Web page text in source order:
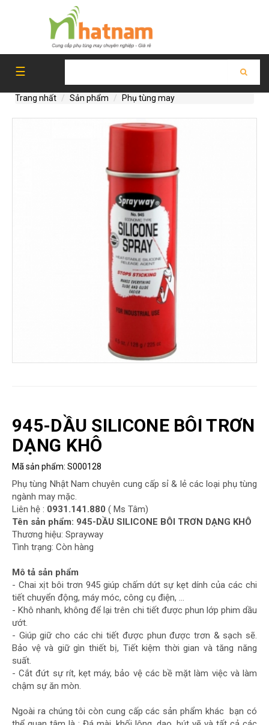
CẮT
kiên
PHỤ
TÙNG
MAY
GIÁY
ĐÁNH
SỐ
BĂNG
ÉP
KEO
MÁY
MAY
CÔNG
NGHIỆP
MÁY
CẮT
☰
Trang nhất Sản phẩm Phụ tùng may
945-DẦU SILICONE BÔI TRƠN
DẠNG KHÔ
Mã sản phẩm: S000128
Phụ tùng Nhật Nam chuyên cung cấp sỉ & lẻ các loại phụ tùng
ngành may mặc.
Liên hệ : 0931.141.880 ( Ms Tâm)
Tên sản phẩm: 945-DẦU SILICONE BÔI TRƠN DẠNG KHÔ
Thương hiệu: Sprayway
Tình trạng: Còn hàng
Mô tả sản phẩm
- Chai xịt bôi trơn 945 giúp chấm dứt sự kẹt dính của các chi
tiết chuyển động, máy móc, công cụ điện, …
- Khô nhanh, không để lại trên chi tiết được phun lớp phim dầu
ướt.
- Giúp giữ cho các chi tiết được phun được trơn & sạch sẽ.
Bảo vệ và giữ gìn thiết bị, Tiết kiệm thời gian và tăng năng
suất.
- Cắt đứt sự rít, kẹt máy, bảo vệ các bề mặt làm việc và làm
chậm sự ăn mòn.
Ngoài ra chúng tôi còn cung cấp các sản phẩm khác bạn có